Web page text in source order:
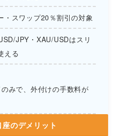
・スワップ20％割引の対象
JPY・XAU/USDはスリ
える
みで、外付けの手数料が
のデメリット